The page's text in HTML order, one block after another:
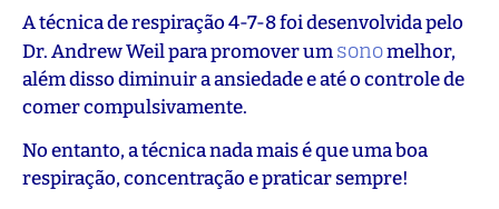
A técnica de respiração 4-7-8 foi desenvolvida pelo
Dr. Andrew Weil para promover umsonomelhor,
além disso diminuir a ansiedade e até o controle de
comer compulsivamente.
No entanto, a técnica nada mais é que uma boa
respiração, concentração e praticar sempre!